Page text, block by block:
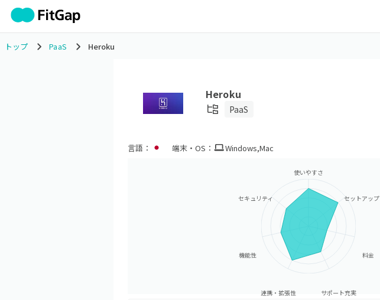
トップ PaaS Heroku
Heroku
PaaS
言語： 端末・OS： Windows,Mac
使いやすさ
セットアップ
料金
サポート充実
連携・拡張性
機能性
セキュリティ